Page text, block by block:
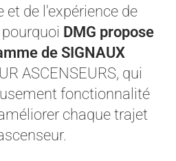
et de l'expérience de
DMG propose
de SIGNAUX
ASCENSEURS, qui
fonctionnalité
chaque trajet